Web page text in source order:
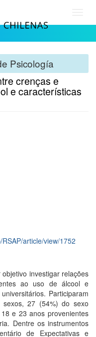
Psicología
crenças e
e caracterí­sticas
article/view/1752
investigar relações
ao uso de álcool e
Participaram
27 (54%) do sexo
e 23 anos provenientes
Dentre os instrumentos
de Expectativas e